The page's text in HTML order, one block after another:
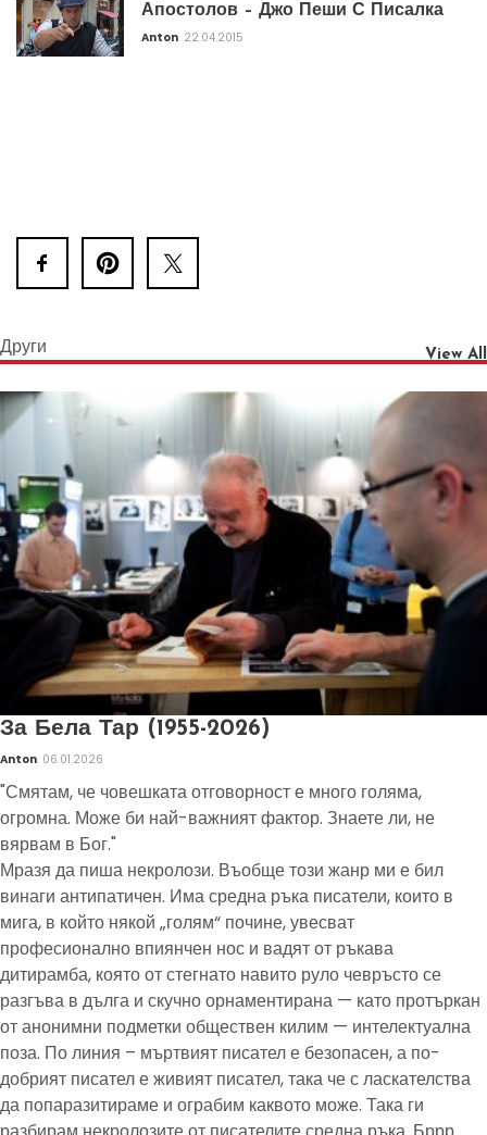
Апостолов – Джо Пеши С Писалка
Anton 22.04.2015
Други View All
За Бела Тар (1955-2026)
Anton 06.01.2026
"Смятам, че човешката отговорност е много голяма,
огромна. Може би най-важният фактор. Знаете ли, не
вярвам в Бог."
Мразя да пиша некролози. Въобще този жанр ми е бил
винаги антипатичен. Има средна ръка писатели, които в
мига, в който някой „голям“ почине, увесват
професионално впиянчен нос и вадят от ръкава
дитирамба, която от стегнато навито руло чевръсто се
разгъва в дълга и скучно орнаментирана — като протъркан
от анонимни подметки обществен килим — интелектуална
поза. По линия – мъртвият писател е безопасен, а по-
добрият писател е живият писател, така че с ласкателства
да попаразитираме и ограбим каквото може. Така ги